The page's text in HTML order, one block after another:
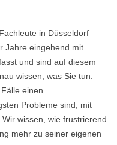
in Düsseldorf
Jahre eingehend mit
und sind auf diesem
wissen, was Sie tun.
einen
Probleme sind, mit
wissen, wie frustrierend
mehr zu seiner eigenen